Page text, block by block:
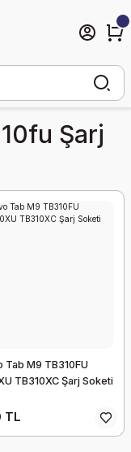
Şarj
Tab M9 TB310FU
TB310XC Şarj Soketi
TL